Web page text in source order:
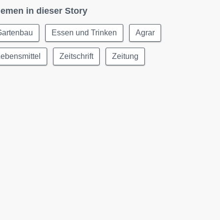
in dieser Story
Essen und Trinken Agrar
Zeitschrift Zeitung